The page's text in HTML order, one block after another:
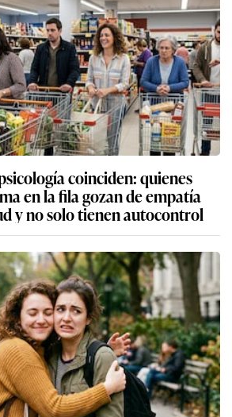
coinciden: quienes
en la fila gozan de empatía
y no solo tienen autocontrol